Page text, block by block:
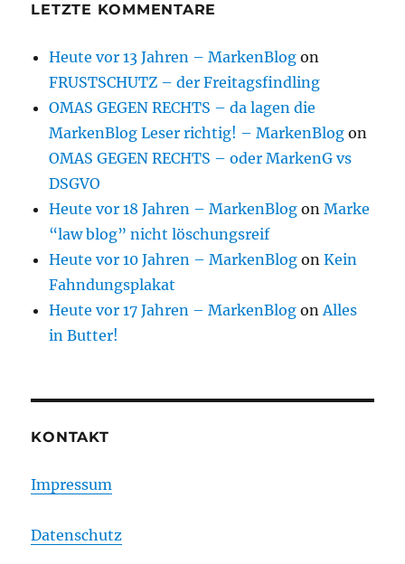
LETZTE KOMMENTARE
Heute vor 13 Jahren – MarkenBlog on
FRUSTSCHUTZ – der Freitagsfindling
OMAS GEGEN RECHTS – da lagen die
MarkenBlog Leser richtig! – MarkenBlog on
OMAS GEGEN RECHTS – oder MarkenG vs
DSGVO
Heute vor 18 Jahren – MarkenBlog onMarke
“law blog” nicht löschungsreif
Heute vor 10 Jahren – MarkenBlog onKein
Fahndungsplakat
Heute vor 17 Jahren – MarkenBlog onAlles
in Butter!
KONTAKT
Impressum
Datenschutz